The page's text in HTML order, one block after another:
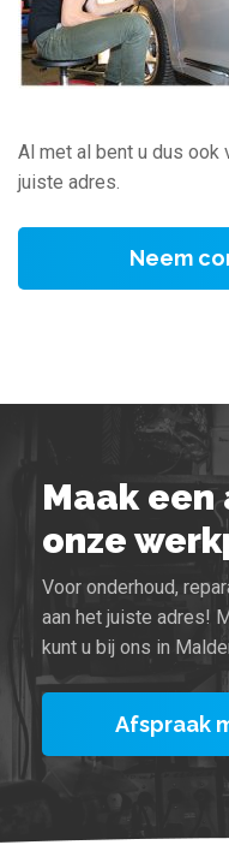
Al met al bent u dus ook
juiste adres.
Neem
Maak
onze
Voor onderhoud,
aan het juiste adres!
kunt u bij ons in
Afspraak